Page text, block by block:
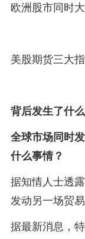
欧洲股市同时大
美股期货三大
背后发生了什
全球市场同时
什么事情？
据知情人士透
发动另一场贸
据最新消息，